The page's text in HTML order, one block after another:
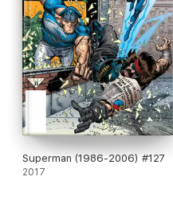
Superman (1986-2006) #127
2017